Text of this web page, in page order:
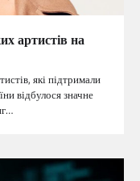
артистів на
які підтримали
відбулося значне